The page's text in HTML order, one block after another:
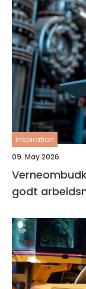
inspiration
09. May 2026
Verneombudkurs nøkkelen til
godt